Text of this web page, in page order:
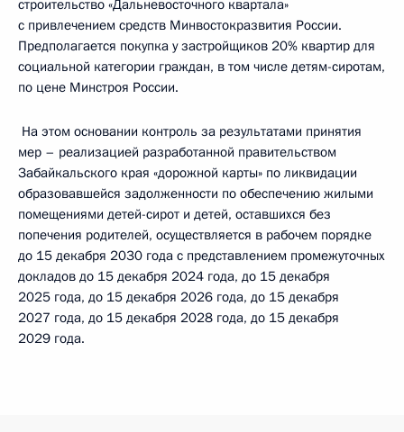
строительство «Дальневосточного квартала»
с привлечением средств Минвостокразвития России.
Предполагается покупка у застройщиков 20% квартир для
социальной категории граждан, в том числе детям-сиротам,
по цене Минстроя России.
На этом основании контроль за результатами принятия
мер – реализацией разработанной правительством
Забайкальского края «дорожной карты» по ликвидации
образовавшейся задолженности по обеспечению жилыми
помещениями детей-сирот и детей, оставшихся без
попечения родителей, осуществляется в рабочем порядке
до 15 декабря 2030 года с представлением промежуточных
докладов до 15 декабря 2024 года, до 15 декабря
2025 года, до 15 декабря 2026 года, до 15 декабря
2027 года, до 15 декабря 2028 года, до 15 декабря
2029 года.